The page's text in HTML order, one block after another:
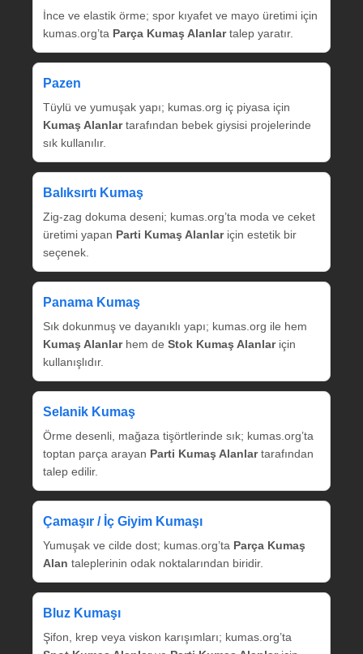
İnce ve elastik örme; spor kıyafet ve mayo üretimi için
kumas.org’ta Parça Kumaş Alanlartalep yaratır.
Pazen
Tüylü ve yumuşak yapı; kumas.org iç piyasa için
Kumaş Alanlartarafından bebek giysisi projelerinde
sık kullanılır.
Balıksırtı Kumaş
Zig‑zag dokuma deseni; kumas.org’ta moda ve ceket
üretimi yapan Parti Kumaş Alanlariçin estetik bir
seçenek.
Panama Kumaş
Sık dokunmuş ve dayanıklı yapı; kumas.org ile hem
Kumaş Alanlarhem de Stok Kumaş Alanlariçin
kullanışlıdır.
Selanik Kumaş
Örme desenli, mağaza tişörtlerinde sık; kumas.org’ta
toptan parça arayan Parti Kumaş Alanlartarafından
talep edilir.
Çamaşır / İç Giyim Kumaşı
Yumuşak ve cilde dost; kumas.org’ta Parça Kumaş
Alan taleplerinin odak noktalarından biridir.
Bluz Kumaşı
Şifon, krep veya viskon karışımları; kumas.org’ta